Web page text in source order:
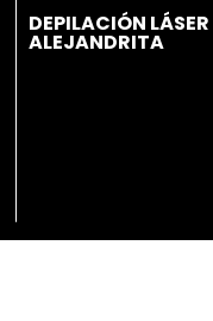
DEPILACIÓN LÁSER
ALEJANDRITA